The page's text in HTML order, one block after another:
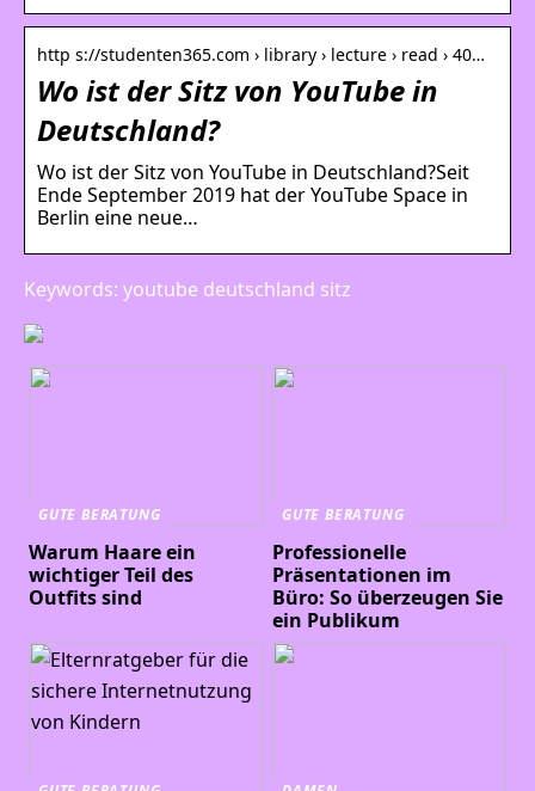
http s://studenten365.com › library › lecture › read › 40…
Wo ist der Sitz von YouTube in
Deutschland?
Wo ist der Sitz von YouTube in Deutschland?Seit
Ende September 2019 hat der YouTube Space in
Berlin eine neue…
Keywords: youtube deutschland sitz
GUTE BERATUNG
Warum Haare ein
wichtiger Teil des
Outfits sind
GUTE BERATUNG
Professionelle
Präsentationen im
Büro: So überzeugen Sie
ein Publikum